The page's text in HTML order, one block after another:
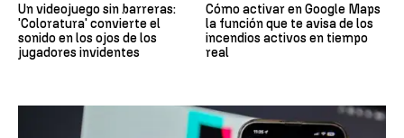
Un videojuego sin barreras:
'Coloratura' convierte el
sonido en los ojos de los
jugadores invidentes
Cómo activar en Google Maps
la función que te avisa de los
incendios activos en tiempo
real